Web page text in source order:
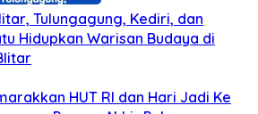
Tulungagung, Kediri, dan
Hidupkan Warisan Budaya di
HUT RI dan Hari Jadi Ke